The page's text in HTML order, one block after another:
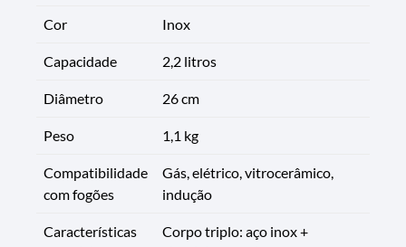
Cor Inox
Capacidade 2,2 litros
Diâmetro 26 cm
Peso 1,1 kg
Compatibilidade
com fogões
Gás, elétrico, vitrocerâmico,
indução
Características
Corpo triplo: aço inox +